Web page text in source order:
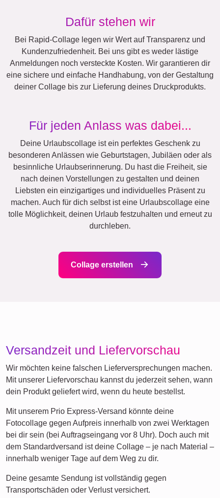
Hunde
Definitionsposter
XXL
Trauer Haustier-Trauer
Dafür stehen wir
Bei Rapid-Collage legen wir Wert auf Transparenz und
Kundenzufriedenheit. Bei uns gibt es weder lästige
Anmeldungen noch versteckte Kosten. Wir garantieren dir
eine sichere und einfache Handhabung, von der Gestaltung
deiner Collage bis zur Lieferung deines Druckprodukts.